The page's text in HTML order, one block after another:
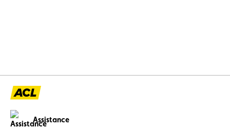
Assistance